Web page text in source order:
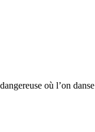
où l’on danse